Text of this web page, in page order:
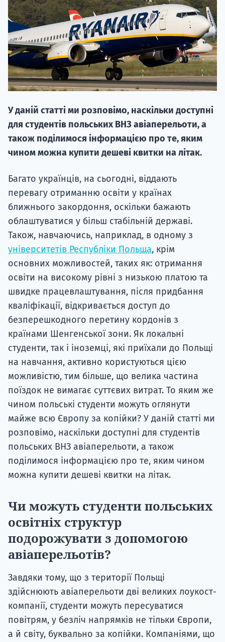
У даній статті ми розповімо, наскільки доступні
для студентів польських ВНЗ авіаперельоти, а
також поділимося інформацією про те, яким
чином можна купити дешеві квитки на літак.
Багато українців, на сьогодні, віддають
перевагу отриманню освіти у країнах
ближнього закордоння, оскільки бажають
облаштуватися у більш стабільній державі.
Також, навчаючись, наприклад, в одному з
університетів Республіки Польща, крім
основних можливостей, таких як: отримання
освіти на високому рівні з низькою платою та
швидке працевлаштування, після придбання
кваліфікації, відкривається доступ до
безперешкодного перетину кордонів з
країнами Шенгенської зони. Як локальні
студенти, так і іноземці, які приїхали до Польщі
на навчання, активно користуються цією
можливістю, тим більше, що велика частина
поїздок не вимагає суттєвих витрат. То яким же
чином польські студенти можуть оглянути
майже всю Європу за копійки? У даній статті ми
розповімо, наскільки доступні для студентів
польських ВНЗ авіаперельоти, а також
поділимося інформацією про те, яким чином
можна купити дешеві квитки на літак.
Чи можуть студенти польських
освітніх структур
подорожувати з допомогою
авіаперельотів?
Завдяки тому, що з території Польщі
здійснюють авіаперельоти дві великих лоукост-
компанії, студенти можуть пересуватися
повітрям, у безліч напрямків не тільки Європи,
а й світу, буквально за копійки. Компаніями, що
НАБІР
вступ на